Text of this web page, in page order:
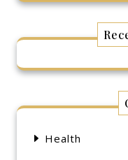
Health